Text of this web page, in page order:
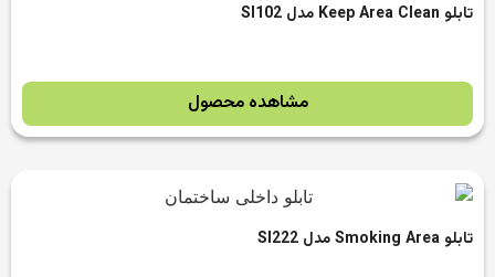
تابلو Keep Area Clean مدل SI102
مشاهده محصول
تابلو Smoking Area مدل SI222